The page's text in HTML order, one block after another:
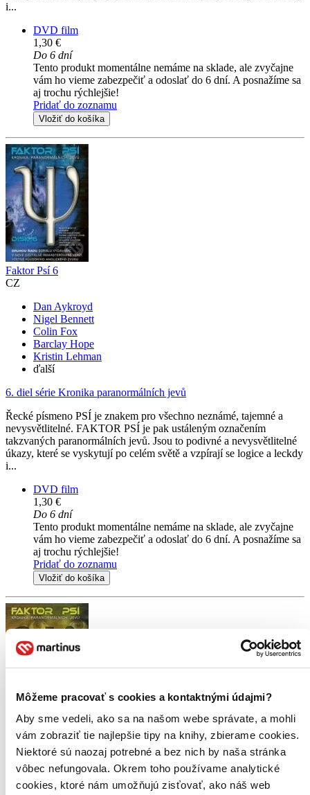
Môžeme pracovať s cookies a kontaktnými údajmi?
Aby sme vedeli, ako sa na našom webe správate, a mohli
vám zobraziť tie najlepšie tipy na knihy, zbierame cookies.
Niektoré sú naozaj potrebné a bez nich by naša stránka
vôbec nefungovala. Okrem toho používame analytické
cookies, ktoré nám umožňujú zisťovať, ako náš web
i...
DVD film
1,30 €
Do 6 dní
Tento produkt momentálne nemáme na sklade, ale zvyčajne
vám ho vieme zabezpečiť a odoslať do 6 dní. A posnažíme sa
aj trochu rýchlejšie!
Pridať do zoznamu
Vložiť do košíka
Faktor Psí 6
CZ
Dan Aykroyd
Nigel Bennett
Colin Fox
Barclay Hope
Kristin Lehman
ďalší
6. diel série Kronika paranormálních jevů
Řecké písmeno PSÍ je znakem pro všechno neznámé, tajemné a
nevysvětlitelné. FAKTOR PSÍ je pak ustáleným označením
takzvaných paranormálních jevů. Jsou to podivné a nevysvětlitelné
úkazy, které se vyskytují po celém světě a vzpírají se logice a leckdy
i...
DVD film
1,30 €
Do 6 dní
Tento produkt momentálne nemáme na sklade, ale zvyčajne
vám ho vieme zabezpečiť a odoslať do 6 dní. A posnažíme sa
aj trochu rýchlejšie!
Pridať do zoznamu
Vložiť do košíka
Faktor Psí 4
CZ
Dan Aykroyd
Nigel Bennett
Colin Fox